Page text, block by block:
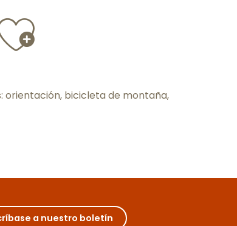
orientación, bicicleta de montaña,
a nuestro boletín